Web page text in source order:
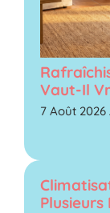
Vaut-Il
7 Août 2026
Plusieurs